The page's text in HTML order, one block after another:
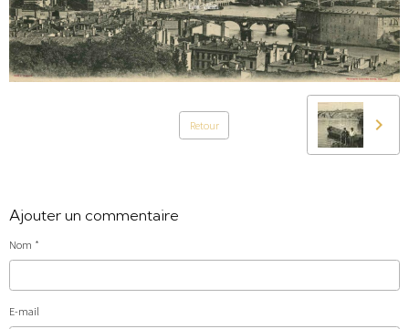
Retour
Ajouter un commentaire
Nom
E-mail